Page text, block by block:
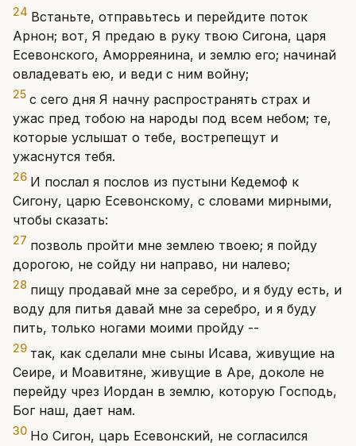
24 Встаньте, отправьтесь и перейдите поток
Арнон; вот, Я предаю в руку твою Сигона, царя
Есевонского, Аморреянина, и землю его; начинай
овладевать ею, и веди с ним войну;
25 с сего дня Я начну распространять страх и
ужас пред тобою на народы под всем небом; те,
которые услышат о тебе, вострепещут и
ужаснутся тебя.
26 И послал я послов из пустыни Кедемоф к
Сигону, царю Есевонскому, с словами мирными,
чтобы сказать:
27 позволь пройти мне землею твоею; я пойду
дорогою, не сойду ни направо, ни налево;
28 пищу продавай мне за серебро, и я буду есть, и
воду для питья давай мне за серебро, и я буду
пить, только ногами моими пройду --
29 так, как сделали мне сыны Исава, живущие на
Сеире, и Моавитяне, живущие в Аре, доколе не
перейду чрез Иордан в землю, которую Господь,
Бог наш, дает нам.
30 Но Сигон, царь Есевонский, не согласился